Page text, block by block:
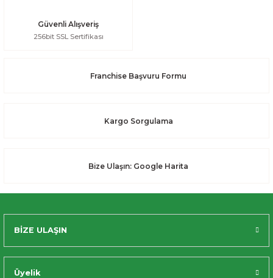
Güvenli Alışveriş
256bit SSL Sertifikası
Franchise Başvuru Formu
Kargo Sorgulama
Bize Ulaşın: Google Harita
BİZE ULAŞIN
Üyelik